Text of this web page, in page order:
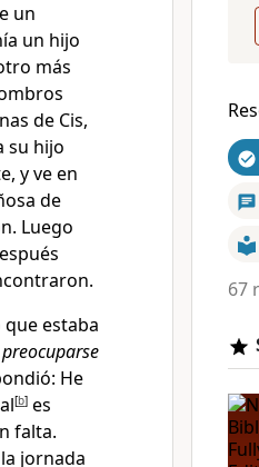
un
un hijo
más
de Cis,
su hijo
y ve en
de
Luego
que estaba
He
[b] es
falta.
jornada
67